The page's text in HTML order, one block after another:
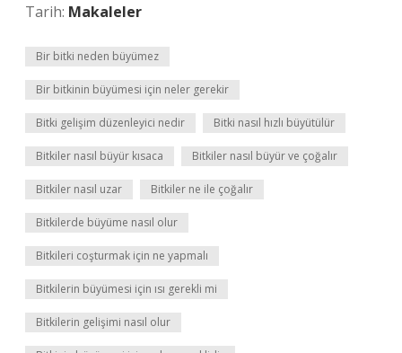
Tarih: Makaleler
Bir bitki neden büyümez
Bir bitkinin büyümesi için neler gerekir
Bitki gelişim düzenleyici nedir Bitki nasıl hızlı büyütülür
Bitkiler nasıl büyür kısaca Bitkiler nasıl büyür ve çoğalır
Bitkiler nasıl uzar Bitkiler ne ile çoğalır
Bitkilerde büyüme nasıl olur
Bitkileri coşturmak için ne yapmalı
Bitkilerin büyümesi için ısı gerekli mi
Bitkilerin gelişimi nasıl olur